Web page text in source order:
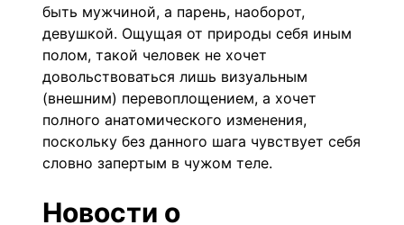
быть мужчиной, а парень, наоборот,
девушкой. Ощущая от природы себя иным
полом, такой человек не хочет
довольствоваться лишь визуальным
(внешним) перевоплощением, а хочет
полного анатомического изменения,
поскольку без данного шага чувствует себя
словно запертым в чужом теле.
Новости о